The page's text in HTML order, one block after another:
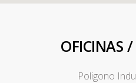
OFICINAS
Poligono